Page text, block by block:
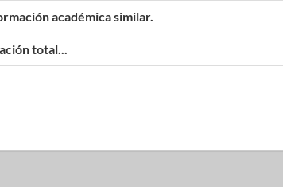
académica similar.
total...